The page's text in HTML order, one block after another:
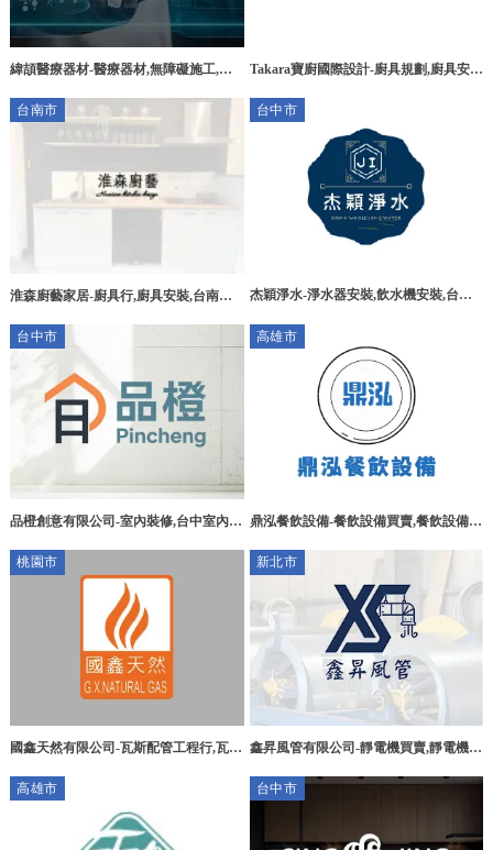
緯頡醫療器材-醫療器材,無障礙施工,醫
租借
Takara寶廚國際設計-廚具規劃,廚具安
區廚具安裝,
台南市
淮森廚藝家居-廚具行,廚具安裝,台南廚
台中市
杰穎淨水-淨水器安裝,飲水機安裝,台中
台中市
品橙創意有限公司-室內裝修,台中室內裝
高雄市
鼎泓餐飲設備-餐飲設備買賣,餐飲設備維
修,楠梓區餐飲設備買賣
桃園市
國鑫天然有限公司-瓦斯配管工程行,瓦斯
行,桃園瓦斯管安裝,龍潭瓦斯配管工程
行,龍潭瓦斯管安裝
新北市
鑫昇⾵管有限公司-靜電機買賣,靜電機租
口靜電機買賣
高雄市 台中市